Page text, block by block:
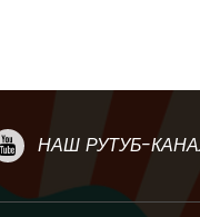
НАШ РУТУБ-